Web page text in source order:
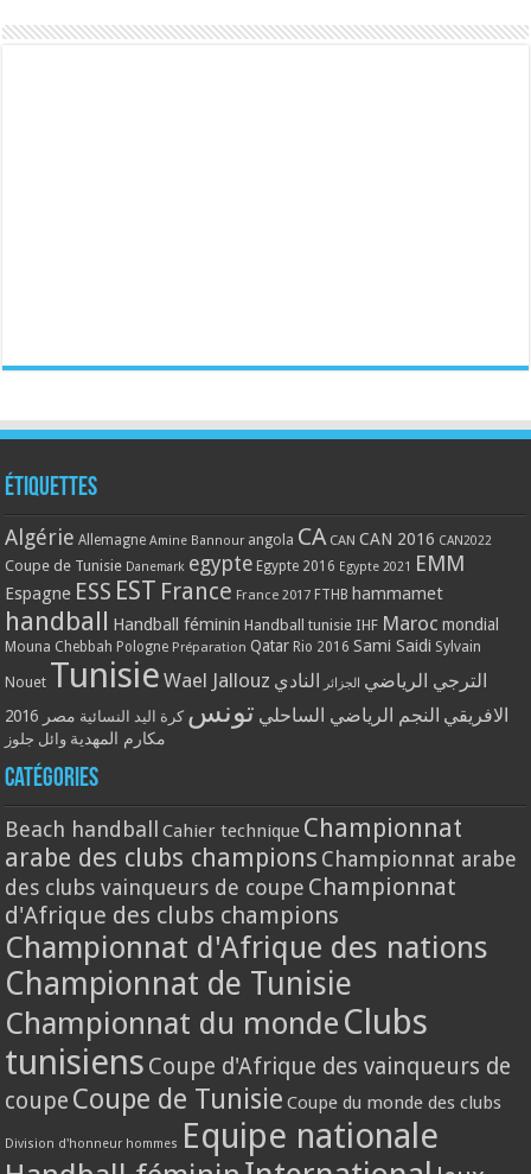
Étiquettes
Algérie Allemagne Amine Bannour angola CA CAN CAN 2016 CAN2022
Coupe de Tunisie Danemark egypte Egypte 2016 Egypte 2021 EMM
Espagne ESS EST France France 2017 FTHB hammamet
handball Handball féminin Handball tunisie IHF Maroc mondial
Mouna Chebbah Pologne Préparation Qatar Rio 2016 Sami Saidi Sylvain
Nouet Tunisie Wael Jallouz الترجي الرياضي الجزائر النادي
الافريقي النجم الرياضي الساحلي تونس كرة اليد النسائية مصر 2016
مكارم المهدية وائل جلوز
Catégories
Beach handball Cahier technique Championnat
arabe des clubs champions Championnat arabe
des clubs vainqueurs de coupe Championnat
d'Afrique des clubs champions
Championnat d'Afrique des nations
Championnat de Tunisie
Championnat du monde Clubs
tunisiens Coupe d'Afrique des vainqueurs de
coupe Coupe de Tunisie Coupe du monde des clubs
Division d'honneur hommes Equipe nationale